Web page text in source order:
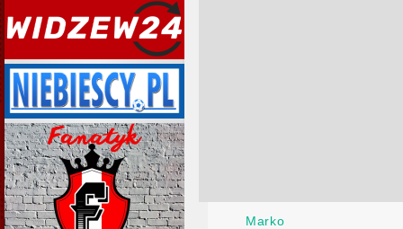
Marko